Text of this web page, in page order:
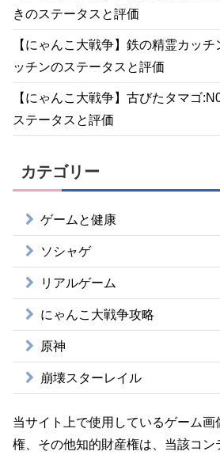
きのステータスと評価
【にゃんこ大戦争】鉄の精霊カッ
ッチンのステータスと評価
【にゃんこ大戦争】古びたタマゴ
ステータスと評価
カテゴリー
ゲームと健康
ソシャゲ
リアルゲーム
にゃんこ大戦争攻略
原神
崩壊スターレイル
当サイト上で使用しているゲーム
権、その他知的財産権は、当該コン